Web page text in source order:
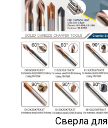
Сверла для